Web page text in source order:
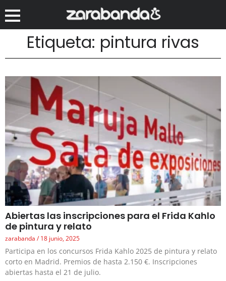
Etiqueta: pintura rivas
Abiertas las inscripciones para el Frida Kahlo
de pintura y relato
zarabanda 18 junio, 2025
Participa en los concursos Frida Kahlo 2025 de pintura y relato
corto en Madrid. Premios de hasta 2.150 €. Inscripciones
abiertas hasta el 21 de julio.